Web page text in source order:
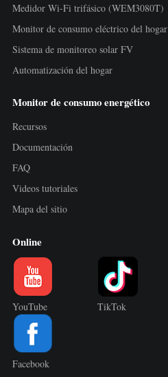
Medidor Wi-Fi trifásico (WEM3080T)
Monitor de consumo eléctrico del hogar
Sistema de monitoreo solar FV
Automatización del hogar
Monitor de consumo energético
Recursos
Documentación
FAQ
Videos tutoriales
Mapa del sitio
Online
YouTube TikTok
Facebook